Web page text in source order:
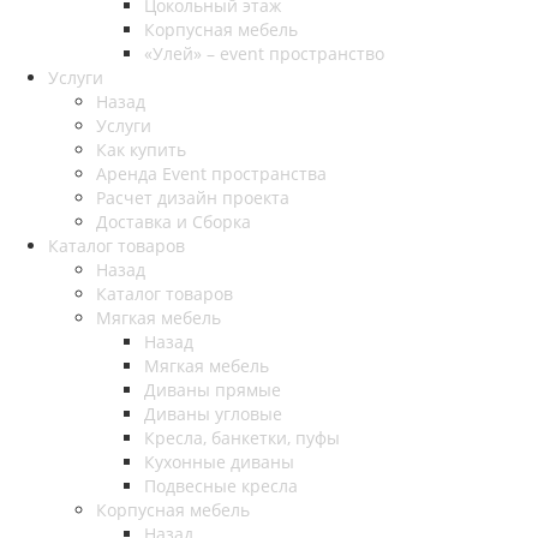
Цокольный этаж
Корпусная мебель
«Улей» – event пространство
Услуги
Назад
Услуги
Как купить
Аренда Event пространства
Расчет дизайн проекта
Доставка и Сборка
Каталог товаров
Назад
Каталог товаров
Мягкая мебель
Назад
Мягкая мебель
Диваны прямые
Диваны угловые
Кресла, банкетки, пуфы
Кухонные диваны
Подвесные кресла
Корпусная мебель